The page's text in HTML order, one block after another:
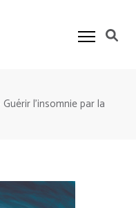
Guérir l’insomnie par la